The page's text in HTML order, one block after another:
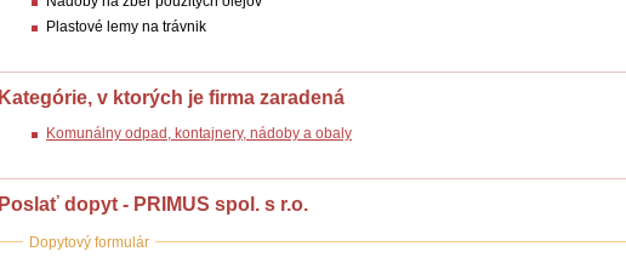
Plastové lemy na trávnik
Kategórie, v ktorých je firma zaradená
Komunálny odpad, kontajnery, nádoby a obaly
Poslať dopyt - PRIMUS spol. s r.o.
Dopytový formulár